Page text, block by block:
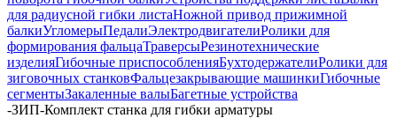
для радиусной гибки листаНожной привод прижимной
балкиУгломерыПедалиЭлектродвигателиРолики для
формирования фальцаТраверсыРезинотехнические
изделияГибочные приспособленияБухтодержателиРолики для
зиговочных станковФальцезакрывающие машинкиГибочные
сегментыЗакаленные валыБагетные устройства
-ЗИП-Комплект станка для гибки арматуры